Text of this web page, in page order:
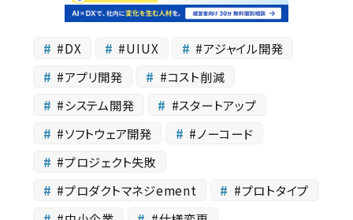
#DX #UIUX
#アジャイル開発
#アプリ開発
#コスト削減
#システム開発
#スタートアップ
#ソフトウェア開発
#ノーコード
#プロジェクト失敗
#プロダクトマネジement
#プロトタイプ